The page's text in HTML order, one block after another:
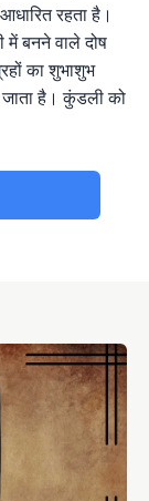
रहता है।
में बनने वाले दोष
का शुभाशुभ
जाता है। कुंडली को